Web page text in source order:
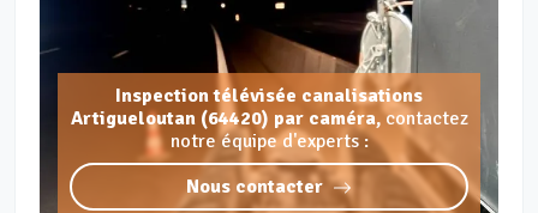
Inspection télévisée canalisations
Artigueloutan (64420) par caméra,contactez
notre équipe d'experts :
Nous contacter